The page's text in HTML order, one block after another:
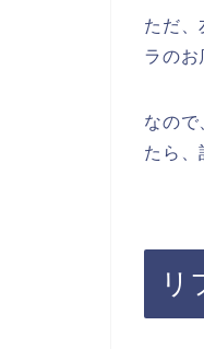
ただ、
ラのお
なので
たら、
リ